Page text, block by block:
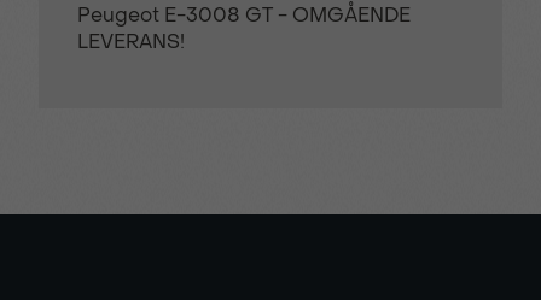
Opel Grandland X Enjoy 1.2 Turbo 130hk
Aut B-KAMERA RATTVÄRME